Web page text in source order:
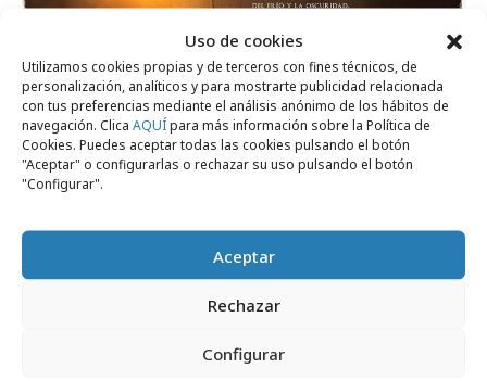
Uso de cookies
Utilizamos cookies propias y de terceros con fines técnicos, de
personalización, analíticos y para mostrarte publicidad relacionada
con tus preferencias mediante el análisis anónimo de los hábitos de
navegación. Clica AQUÍpara más información sobre la Política de
Cookies. Puedes aceptar todas las cookies pulsando el botón
"Aceptar" o configurarlas o rechazar su uso pulsando el botón
"Configurar".
Aceptar
Rechazar
Configurar
Noticias Relacionadas